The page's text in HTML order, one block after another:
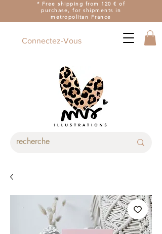
* Free shipping from 120 € of
purchase, for shipments in
metropolitan France
Connectez-Vous